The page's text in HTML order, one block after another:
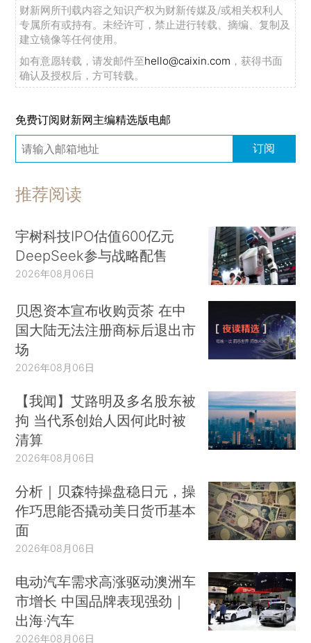
财新网所刊载内容之知识产权为财新传媒及/或相关权利人
专属所有或持有。未经许可，禁止进行转载、摘编、复制及
建立镜像等任何使用。
如有意愿转载，请发邮件至hello@caixin.com ，获得书面
确认及授权后，方可转载。
免费订阅财新网主编精选版电邮
订阅
推荐阅读
宇树科技IPO估值600亿元
DeepSeek参与战略配售
2026年08月06日
贝恩资本宣布收购贡茶 在中
国大陆无法注册商标后退出市
场
2026年08月06日
【我闻】艾路明及多名股东被
拘 当代系创始人因何此时被
清算
2026年08月06日
分析｜贝森特操盘稳日元，操
作巧思能否撬动美日货币基本
面
2026年08月06日
电动汽车需求高涨驱动澳洲车
市增长 中国品牌表现强劲｜
出海·汽车
2026年08月06日